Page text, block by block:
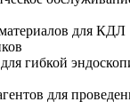
для КДЛ
гибкой
для